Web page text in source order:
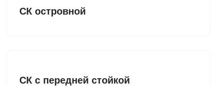
СК островной
СК с передней стойкой